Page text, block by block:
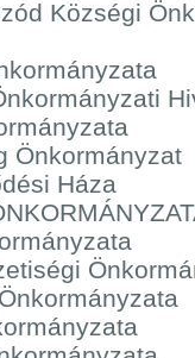
Községi
Önkormányzat
Háza